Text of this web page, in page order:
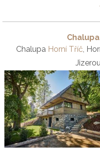
Chalupa Horní Tříč,